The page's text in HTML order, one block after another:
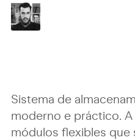
Sistema de
moderno e práctico.
módulos flexibles que